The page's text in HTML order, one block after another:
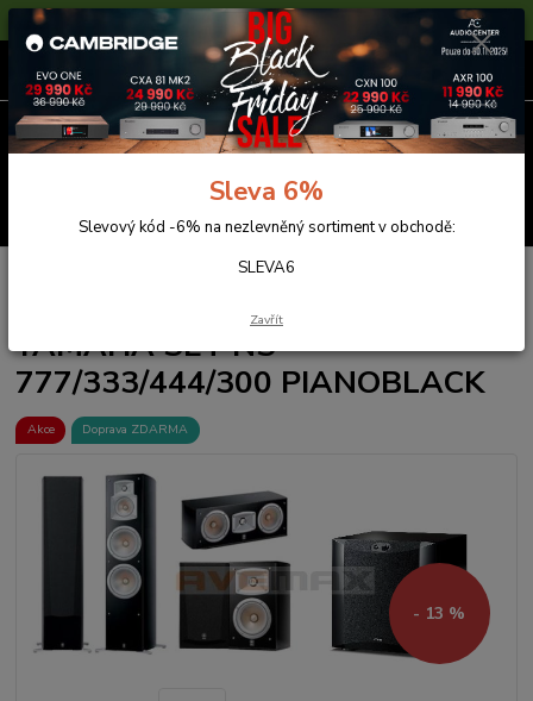
Sleva 6% na nezlevněné zboží s kódem SLEVA6
Menu
0ks
0,00 Kč
Yamaha AKČNÍ SETY
YAMAHA SET NS-
777/333/444/300 PIANOBLACK
Akce Doprava ZDARMA
- 13 %
Sleva 6%
Slevový kód -6% na nezlevněný sortiment v obchodě:
SLEVA6
Zavřít